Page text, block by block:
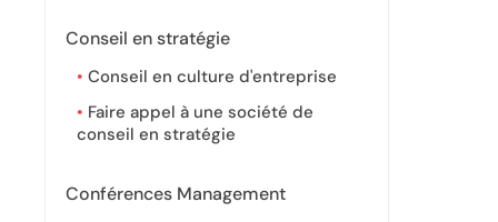
Conseil en stratégie
Conseil en culture d'entreprise
Faire appel à une société de
conseil en stratégie
Conférences Management